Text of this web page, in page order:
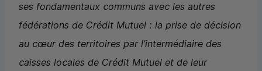
ses fondamentaux communs avec les autres
fédérations de Crédit Mutuel : la prise de décision
au cœur des territoires par l’intermédiaire des
caisses locales de Crédit Mutuel et de leur